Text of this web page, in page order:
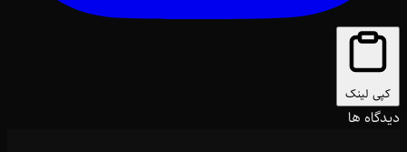
کپی لینک
دیدگاه ها